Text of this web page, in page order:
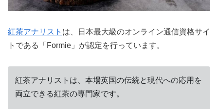
紅茶アナリスト は、日本最大級のオンライン通信資格サイ
トである「Formie」が認定を行っています。
紅茶アナリストは、本場英国の伝統と現代への応用を
両立できる紅茶の専門家です。